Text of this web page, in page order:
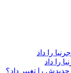
را داد